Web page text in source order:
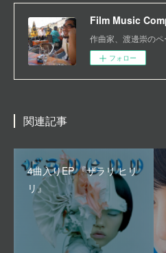
作曲家、渡邊崇のペ
フォロー
関連記事
4曲入りEP 『ザラリ ヒリ
リ』